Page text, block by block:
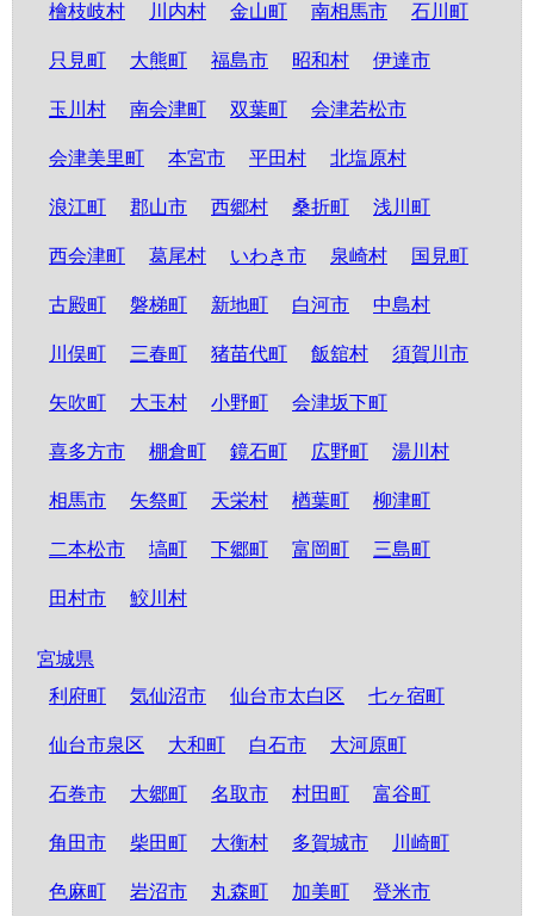
檜枝岐村
川内村 金山町 南相馬市 石川町
只見町 大熊町 福島市 昭和村 伊達市
玉川村 南会津町 双葉町 会津若松市
会津美里町 本宮市 平田村 北塩原村
浪江町 郡山市 西郷村 桑折町 浅川町
西会津町 葛尾村 いわき市 泉崎村 国見町
古殿町 磐梯町 新地町 白河市 中島村
川俣町 三春町 猪苗代町 飯舘村 須賀川市
矢吹町 大玉村 小野町 会津坂下町
喜多方市 棚倉町 鏡石町 広野町 湯川村
相馬市 矢祭町 天栄村 楢葉町 柳津町
二本松市 塙町 下郷町 富岡町 三島町
田村市 鮫川村
宮城県
利府町
気仙沼市 仙台市太白区 七ヶ宿町
仙台市泉区 大和町 白石市 大河原町
石巻市 大郷町 名取市 村田町 富谷町
角田市 柴田町 大衡村 多賀城市 川崎町
色麻町 岩沼市 丸森町 加美町 登米市